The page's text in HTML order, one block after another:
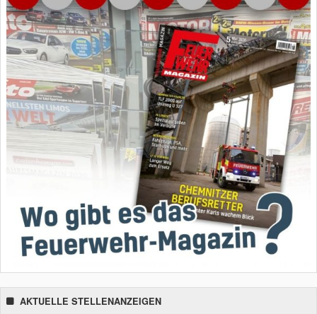
AKTUELLE STELLENANZEIGEN